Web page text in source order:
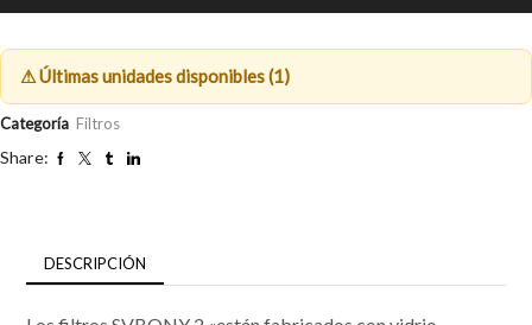
cantidad
⚠ Últimas unidades disponibles (1)
Categoría Filtros
Share:
DESCRIPCIÓN